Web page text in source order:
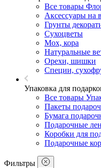
Все товары
Аксессуары на
Грунты
Сухоцветы
Мох, кора
Натуральные
Орехи, шишки
Специи,
Упаковка для
Все товары
Пакеты
Бумага
Подарочные
Коробки для
Подарочные
Фильтры